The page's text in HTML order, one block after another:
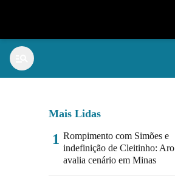
Mais Lidas
1 Rompimento com Simões e
indefinição de Cleitinho: Aro
avalia cenário em Minas